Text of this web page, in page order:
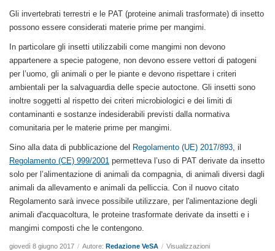
Gli invertebrati terrestri e le PAT (proteine animali trasformate) di insetto
possono essere considerati materie prime per mangimi.
In particolare gli insetti utilizzabili come mangimi non devono
appartenere a specie patogene, non devono essere vettori di patogeni
per l’uomo, gli animali o per le piante e devono rispettare i criteri
ambientali per la salvaguardia delle specie autoctone. Gli insetti sono
inoltre soggetti al rispetto dei criteri microbiologici e dei limiti di
contaminanti e sostanze indesiderabili previsti dalla normativa
comunitaria per le materie prime per mangimi.
Sino alla data di pubblicazione del Regolamento (UE) 2017/893, il
Regolamento (CE) 999/2001 permetteva l’uso di PAT derivate da insetto
solo per l’alimentazione di animali da compagnia, di animali diversi dagli
animali da allevamento e animali da pelliccia. Con il nuovo citato
Regolamento sarà invece possibile utilizzare, per l'alimentazione degli
animali d'acquacoltura, le proteine trasformate derivate da insetti e i
mangimi composti che le contengono.
giovedì 8 giugno 2017 / Autore: Redazione VeSA / Visualizzazioni